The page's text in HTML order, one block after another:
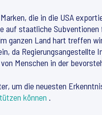
die in die USA
auf staatliche
ganzen Land hart treffen
da Regierungsangestellte
Menschen in der
um die neuesten
können .